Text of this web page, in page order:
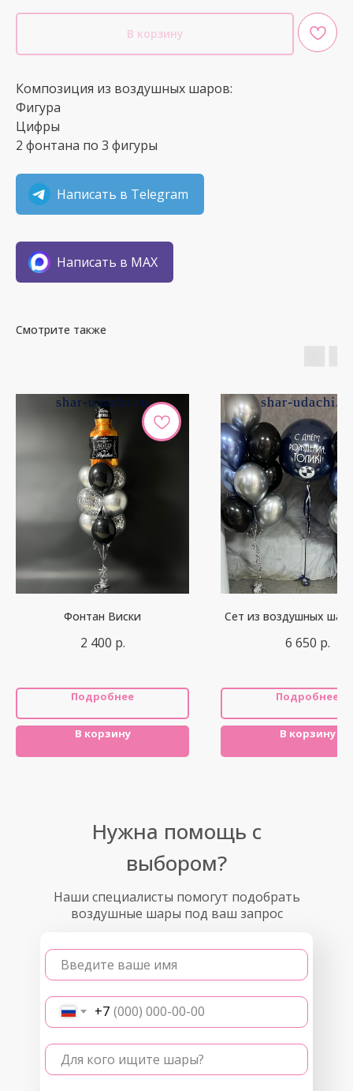
В корзину
Композиция из воздушных шаров:
Фигура
Цифры
2 фонтана по 3 фигуры
Написать в Telegram
Написать в MAX
Смотрите также
shar-udachi.ru
Фонтан Виски
2 400 р.
Подробнее
В корзину
shar-udachi.ru
Сет из воздушных
6 650 р.
Подробнее
В корзину
Наши специалисты помогут подобрать
воздушные шары под ваш запрос
Введите ваше имя
+7
Для кого ищите шары?
Нужна помощь с
выбором?